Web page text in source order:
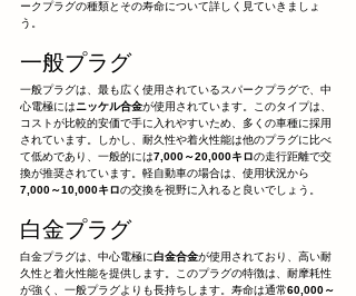
ークプラグの種類とその寿命について詳しく見ていきましょ
う。
一般プラグ
一般プラグは、最も広く使用されているスパークプラグで、中
心電極にはニッケル合金が使用されています。このタイプは、
コストが比較的安価で手に入れやすいため、多くの車種に採用
されています。しかし、耐久性や着火性能は他のプラグに比べ
て低めであり、一般的には7,000～20,000キロの走行距離で交
換が推奨されています。軽自動車の場合は、使用状況から
7,000～10,000キロの交換を視野に入れると良いでしょう。
白金プラグ
白金プラグは、中心電極に白金合金が使用されており、高い耐
久性と着火性能を提供します。このプラグの特徴は、耐摩耗性
が強く、一般プラグよりも長持ちします。寿命は通常60,000～